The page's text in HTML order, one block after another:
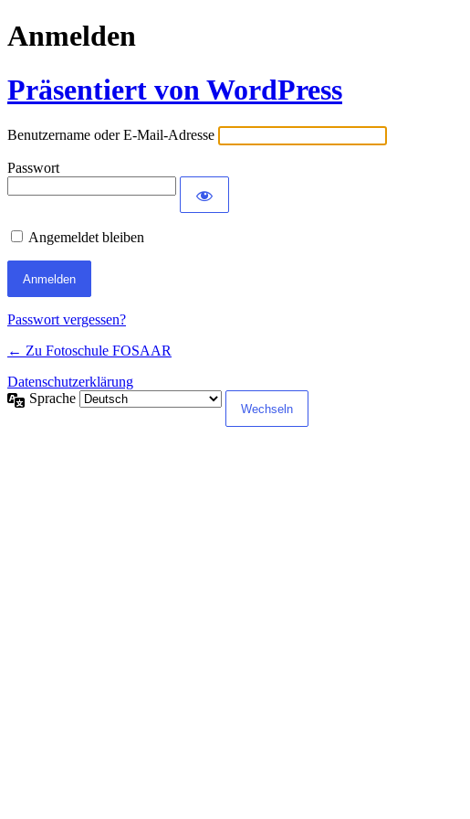
Anmelden
Präsentiert von WordPress
Benutzername oder E-Mail-Adresse
Passwort
Angemeldet bleiben
Passwort vergessen?
← Zu Fotoschule FOSAAR
Datenschutzerklärung
Sprache